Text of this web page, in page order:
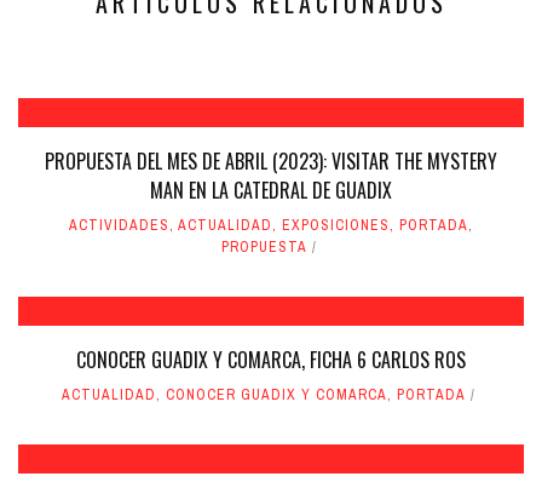
PROPUESTA DEL MES DE ABRIL (2023): VISITAR THE MYSTERY
MAN EN LA CATEDRAL DE GUADIX
ACTIVIDADES, ACTUALIDAD, EXPOSICIONES, PORTADA,
PROPUESTA
CONOCER GUADIX Y COMARCA, FICHA 6 CARLOS ROS
ACTUALIDAD, CONOCER GUADIX Y COMARCA, PORTADA